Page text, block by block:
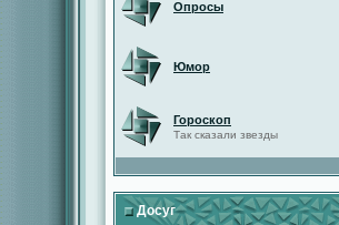
Опросы
Юмор
Гороскоп
Так сказали звезды
Досуг